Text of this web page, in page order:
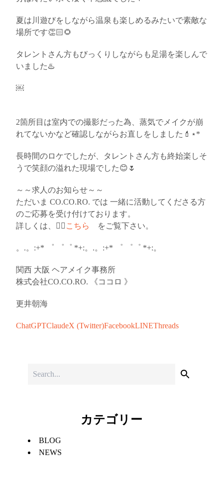
夏は川遊びをしながら温泉も楽しめるみたいで素敵な
場所です👏🏻🌻
タレントさん方もびっくりしながらも足湯を楽しんで
いました♨️
￼
2箇所目は室内での撮影だった為、蒸気でメイクが崩
れてないかなど確認しながらお直しをしました💄⋆︎*
長時間のロケでしたが、タレントさん方も終始楽しそ
うで笑顔の溢れた現場でした😊🌷
～～求人のお知らせ～～
ただいま CO.CO.RO. では 一緒に活動してくださる方
のご応募を受け付けております。
詳しくは、👉🏻 こちら をご覧下さい。
。.。:+* ゜ ゜゜ *+:。.。:+* ゜ ゜゜ *+:。
関西 大阪 ヘアメイク事務所
株式会社CO.CO.RO. 《ココロ 》
更井朝海
ChatGPTClaudeX (Twitter)FacebookLINEThreads
カテゴリー
BLOG
NEWS